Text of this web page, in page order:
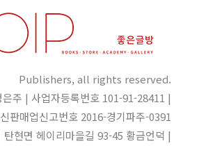
Publishers, all rights reserved.
주 | 사업자등록번호 101-91-28411 |
판매업신고번호 2016-경기파주-0391
현면 헤이리마을길 93-45 황금언덕 |